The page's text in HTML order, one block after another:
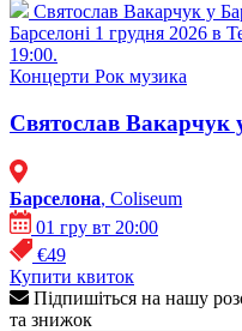
Святослав Вакарчук у
Барселоні 1 грудня 2026 в
19:00.
Концерти Рок музика
Святослав Вакарчук
Барселона, Coliseum
01 гру вт 20:00
€49
Купити квиток
Підпишіться на нашу
та знижок